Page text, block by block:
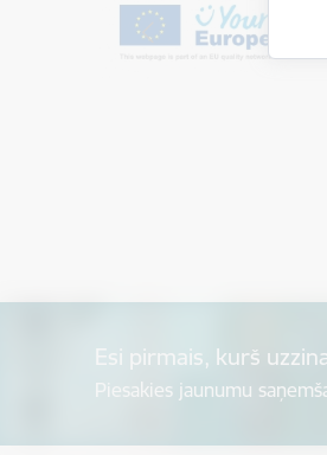
Esi pirmais, kurš
Piesakies jaunumu